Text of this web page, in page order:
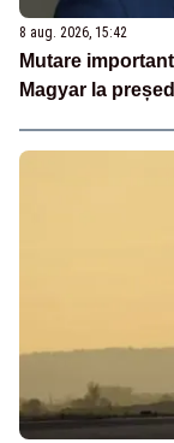
8 aug. 2026, 15:42
Mutare
Magyar la